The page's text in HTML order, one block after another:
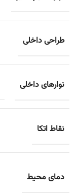
طراحی داخلی
نوارهای داخلی
نقاط اتکا
دمای محیط